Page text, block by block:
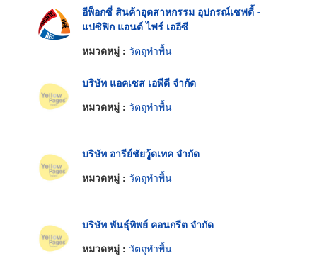
อีพ็อกซี่ สินค้าอุตสาหกรรม อุปกรณ์เซฟตี้ -
แปซิฟิก แอนด์ ไฟร์ เออีซี
หมวดหมู่ : วัตถุทำพื้น
บริษัท แอคเซส เอพีดี จำกัด
หมวดหมู่ : วัตถุทำพื้น
บริษัท อารีย์ชัยวู้ดเทค จำกัด
หมวดหมู่ : วัตถุทำพื้น
บริษัท พันธุ์ทิพย์ คอนกรีต จำกัด
หมวดหมู่ : วัตถุทำพื้น